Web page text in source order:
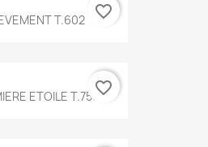
T.602 favorite_border
ETOILE T.755favorite_border